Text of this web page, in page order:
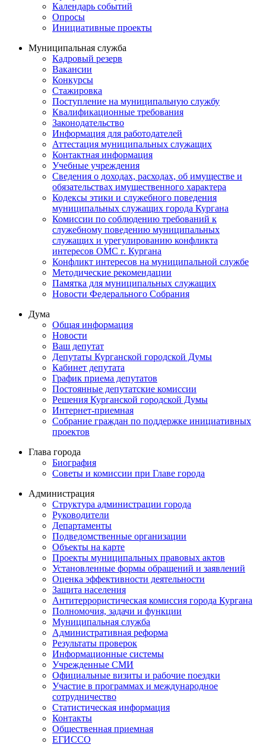
Календарь событий
Опросы
Инициативные проекты
Муниципальная служба
Кадровый резерв
Вакансии
Конкурсы
Стажировка
Поступление на муниципальную службу
Квалификационные требования
Законодательство
Информация для работодателей
Аттестация муниципальных служащих
Контактная информация
Учебные учреждения
Сведения о доходах, расходах, об имуществе и
обязательствах имущественного характера
Кодексы этики и служебного поведения
муниципальных служащих города Кургана
Комиссии по соблюдению требований к
служебному поведению муниципальных
служащих и урегулированию конфликта
интересов ОМС г. Кургана
Конфликт интересов на муниципальной службе
Методические рекомендации
Памятка для муниципальных служащих
Новости Федерального Cобрания
Дума
Общая информация
Новости
Ваш депутат
Депутаты Курганской городской Думы
Кабинет депутата
График приема депутатов
Постоянные депутатские комиссии
Решения Курганской городской Думы
Интернет-приемная
Собрание граждан по поддержке инициативных
проектов
Глава города
Биография
Советы и комиссии при Главе города
Администрация
Структура администрации города
Руководители
Департаменты
Подведомственные организации
Объекты на карте
Проекты муниципальных правовых актов
Установленные формы обращений и заявлений
Оценка эффективности деятельности
Защита населения
Антитеррористическая комиссия города Кургана
Полномочия, задачи и функции
Муниципальная служба
Административная реформа
Результаты проверок
Информационные системы
Учрежденные СМИ
Официальные визиты и рабочие поездки
Участие в программах и международное
сотрудничество
Статистическая информация
Контакты
Общественная приемная
ЕГИССО